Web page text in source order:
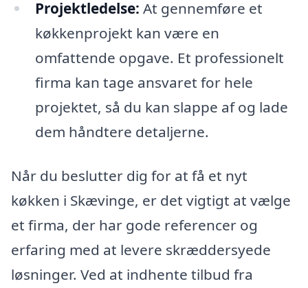
Projektledelse: At gennemføre et
køkkenprojekt kan være en
omfattende opgave. Et professionelt
firma kan tage ansvaret for hele
projektet, så du kan slappe af og lade
dem håndtere detaljerne.
Når du beslutter dig for at få et nyt
køkken i Skævinge, er det vigtigt at vælge
et firma, der har gode referencer og
erfaring med at levere skræddersyede
løsninger. Ved at indhente tilbud fra